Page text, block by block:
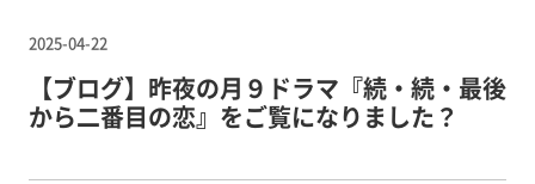
2025-04-22
【ブログ】昨夜の月９ドラマ『続・続・最後
から二番目の恋』をご覧になりました？